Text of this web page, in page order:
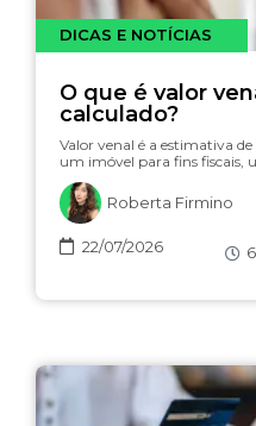
DICAS E NOTÍCIAS
O que é valor
calculado?
Valor venal é a estimativa
um imóvel para fins fiscais,
Roberta Firmino
22/07/2026 6